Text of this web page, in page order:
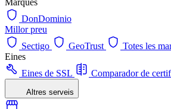
Marques
DonDominio
Millor preu
Sectigo
GeoTrust
Totes les
Eines
Eines de SSL
Comparador de
Altres serveis